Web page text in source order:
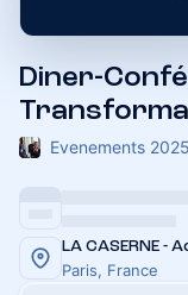
Diner-
Evenements
LA CASERNE
Paris, France